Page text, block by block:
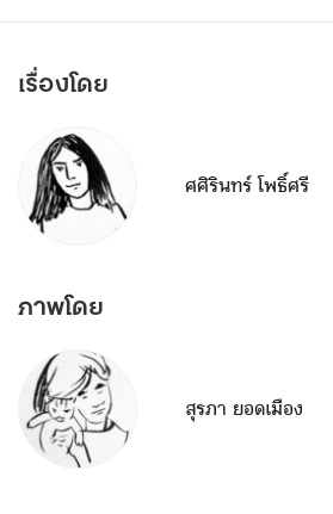
เรื่องโดย
ศศิรินทร์ โพธิ์ศรี
ภาพโดย
สุรภา ยอดเมือง